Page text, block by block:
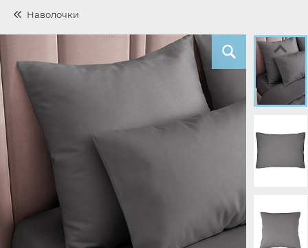
Столовая
Детская
Ванная
Распродажа
Наволочки